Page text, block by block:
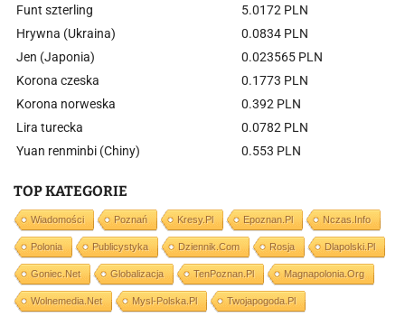
Funt szterling
5.0172 PLN
Hrywna (Ukraina)
0.0834 PLN
Jen (Japonia)
0.023565 PLN
Korona czeska
0.1773 PLN
Korona norweska
0.392 PLN
Lira turecka
0.0782 PLN
Yuan renminbi (Chiny)
0.553 PLN
TOP KATEGORIE
Wiadomości Poznań Kresy.pl Epoznan.pl Nczas.info
Polonia Publicystyka Dziennik.com Rosja Dlapolski.pl
Goniec.net Globalizacja TenPoznan.pl Magnapolonia.org
Wolnemedia.net Mysl-Polska.pl Twojapogoda.pl